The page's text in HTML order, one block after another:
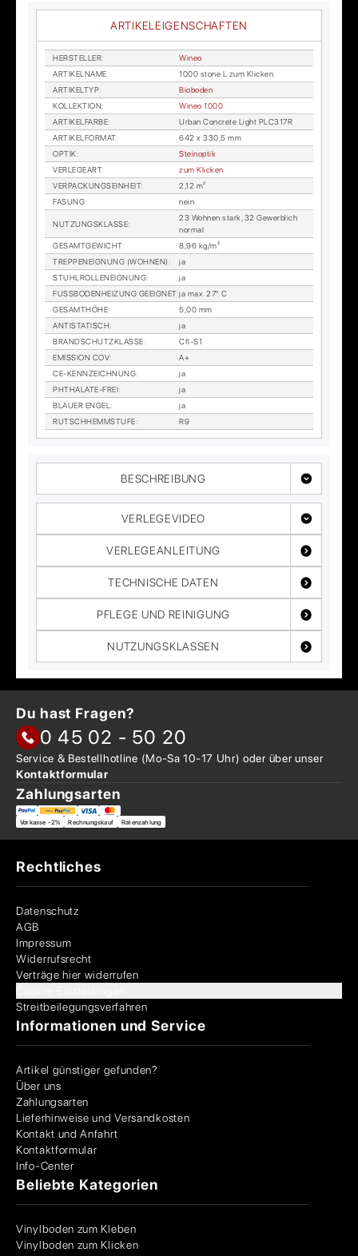
ARTIKELEIGENSCHAFTEN
HER­STEL­LER:
Wi­neo
AR­TI­KEL­NA­ME:
1000 stone L zum Kli­cken
AR­TI­KEL­TYP:
Bio­bo­den
KOL­LEK­TI­ON:
Wi­neo 1000
AR­TI­KEL­FAR­BE:
Ur­ban Con­cre­te Light PLC317R
AR­TI­KEL­FOR­MAT:
642 x 330,5 mm
OP­TIK:
Stein­op­tik
VER­LE­GE­ART:
zum Kli­cken
VER­PA­CKUNGS­EIN­HEIT:
2,12 m²
FA­SUNG: nein
NUT­ZUNGS­KLAS­SE:
23 Woh­nen stark, 32 Ge­werb­lich
nor­mal
GE­SAMT­GE­WICHT:
8,96 kg/m²
TREP­PEN­EIG­NUNG (WOH­NEN) :
ja
STUHL­ROL­LEN­EIG­NUNG:
ja
FUSS­BO­DEN­HEI­ZUNG GE­EIG­NET:ja max. 27° C
GE­SAMT­HÖ­HE:
5,00 mm
AN­TI­STA­TISCH:
ja
BRAND­SCHUTZ­KLAS­SE:
Cfl-S1
EMIS­SI­ON COV:
A+
CE-KENN­ZEICH­NUNG:
ja
PHTHA­LA­TE-FREI:
ja
BLAU­ER EN­GEL:
ja
RUTSCH­HEMM­STU­FE: R9
BESCHREIBUNG
VERLEGEVIDEO
VERLEGEANLEITUNG
TECHNISCHE DATEN
PFLEGE UND REINIGUNG
NUTZUNGSKLASSEN
Du hast Fragen?
0 45 02 - 50 20
Service & Bestellhotline (Mo-Sa 10-17 Uhr) oder überunser
Kontaktformular
Zahlungsarten
Vorkasse -2% Rechnungskauf Ratenzahlung
Rechtliches
Datenschutz
AGB
Impressum
Widerrufsrecht
Verträge hier widerrufen
Streitbeilegungsverfahren
Informationen und Service
Artikel günstiger gefunden?
Über uns
Zahlungsarten
Lieferhinweise und Versandkosten
Kontakt und Anfahrt
Kontaktformular
Info-Center
Beliebte Kategorien
Vinylboden zum Kleben
Vinylboden zum Klicken